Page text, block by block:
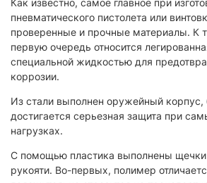
пневматического пистолета или
проверенные и прочные материалы. К
первую очередь относится
специальной жидкостью для
коррозии.
Из стали выполнен оружейный корпус,
достигается серьезная защита при
нагрузках.
С помощью пластика выполнены щечки
рукояти. Во-первых, полимер